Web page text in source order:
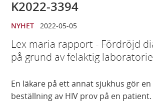
K2022-3394
NYHET 2022-05-05
Lex maria rapport - Fördröjd
på grund av felaktig
En läkare på ett annat sjukhus gör
beställning av HIV prov på en